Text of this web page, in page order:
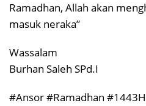
Ramadhan, Allah akan
masuk neraka”
Wassalam
Burhan Saleh SPd.I
#Ansor #Ramadhan #1443H